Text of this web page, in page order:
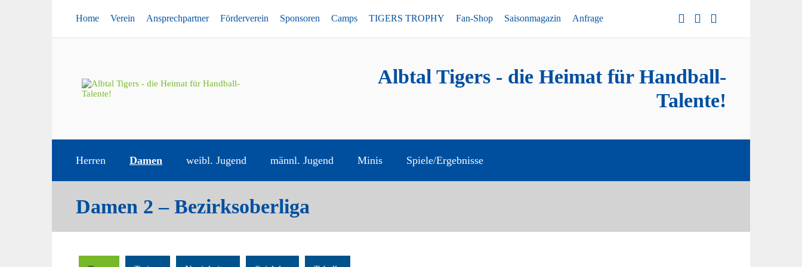
Home Verein Ansprechpartner Förderverein Sponsoren Camps TIGERS TROPHY Fan-Shop Saisonmagazin Anfrage
Albtal Tigers - die Heimat für Handball-
Talente!
Herren Damen weibl. Jugend männl. Jugend Minis Spiele/Ergebnisse
Damen 2 – Bezirksoberliga